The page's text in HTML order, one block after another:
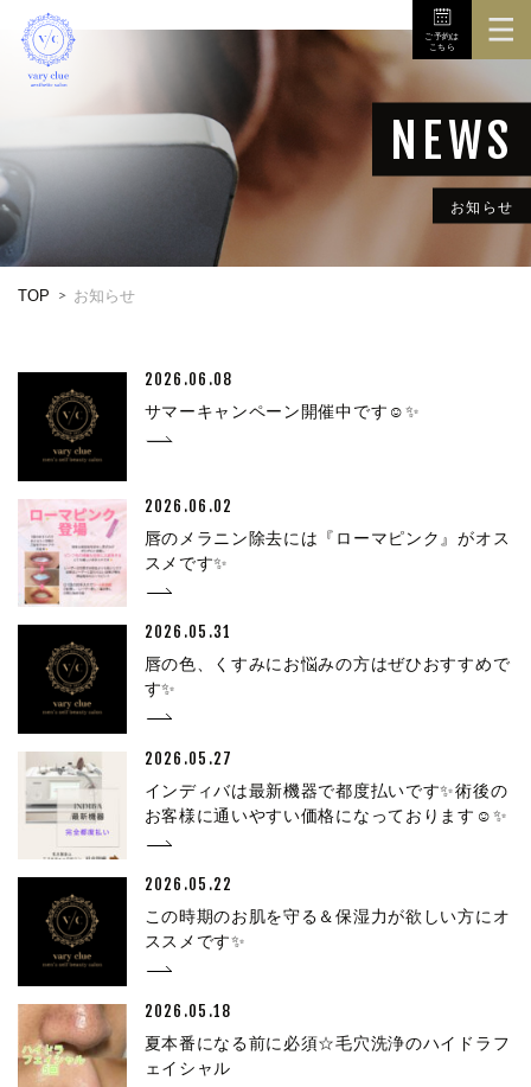
3Dボディスキャナ
店舗
ご予約は
こちら
お知らせ
TOP お知らせ
2026.06.08
サマーキャンペーン開催中です☺✨
2026.06.02
唇のメラニン除去には『ローマピンク』がオス
スメです✨
2026.05.31
唇の色、くすみにお悩みの方はぜひおすすめで
す✨
2026.05.27
インディバは最新機器で都度払いです✨術後の
お客様に通いやすい価格になっております☺✨
2026.05.22
この時期のお肌を守る＆保湿力が欲しい方にオ
ススメです✨
2026.05.18
夏本番になる前に必須☆毛穴洗浄のハイドラフ
ェイシャル